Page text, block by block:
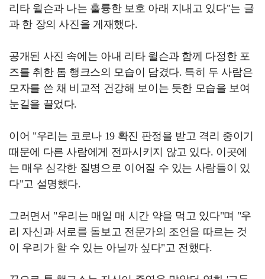
리타 윌슨과 나는 훌륭한 보호 아래 지내고 있다"는 글
과 한 장의 사진을 게재했다.
공개된 사진 속에는 아내 리타 윌슨과 함께 다정한 포
즈를 취한 톰 행크스의 모습이 담겼다. 특히 두 사람은
모자를 쓴 채 비교적 건강해 보이는 듯한 모습을 보여
눈길을 끌었다.
이어 "우리는 코로나 19 확진 판정을 받고 격리 중이기
때문에 다른 사람에게 전파시키지 않고 있다. 이곳에
는 매우 심각한 질병으로 이어질 수 있는 사람들이 있
다"고 설명했다.
그러면서 "우리는 매일 매 시간 약을 먹고 있다"며 "우
리 자신과 서로를 돌보고 전문가의 조언을 따르는 것
이 우리가 할 수 있는 아닐까 싶다"고 전했다.